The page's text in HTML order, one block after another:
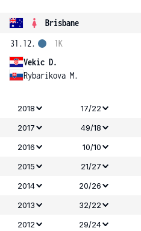
Brisbane
31.12.
Vekic D.
Rybarikova M.
1K
2018 17/22
2017
49/18
2016
10/10
2015
21/27
2014
20/26
2013
32/22
2012
29/24